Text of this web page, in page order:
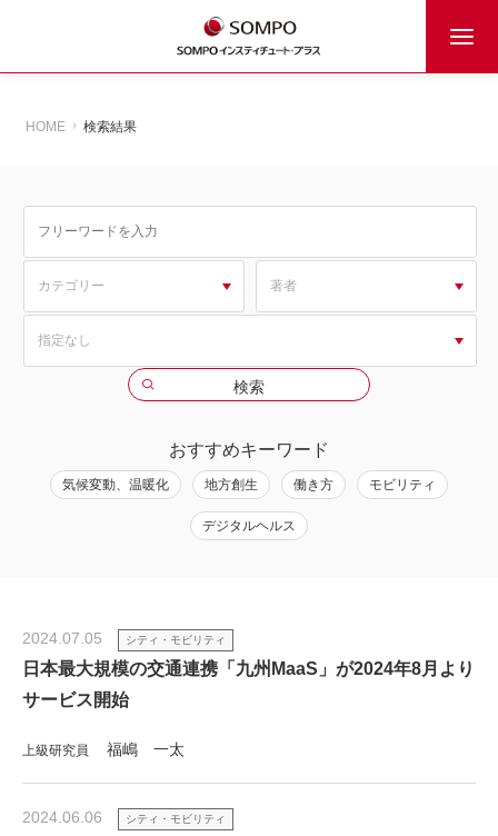
HOME 検索結果
おすすめキーワード
気候変動、温暖化 地方創生 働き方 モビリティ
デジタルヘルス
2024.07.05 シティ・モビリティ
日本最大規模の交通連携「九州MaaS」が2024年8月より
サービス開始
上級研究員 福嶋 一太
2024.06.06 シティ・モビリティ